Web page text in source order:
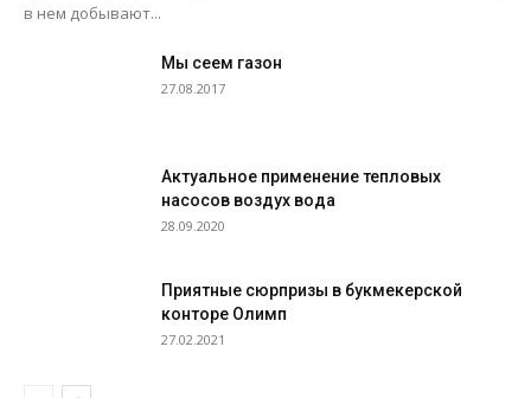
в нем добывают...
Мы сеем газон
27.08.2017
Актуальное применение тепловых
насосов воздух вода
28.09.2020
Приятные сюрпризы в букмекерской
конторе Олимп
27.02.2021